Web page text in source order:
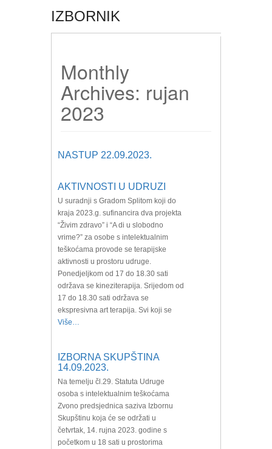
IZBORNIK
Monthly
Archives: rujan
2023
NASTUP 22.09.2023.
AKTIVNOSTI U UDRUZI
U suradnji s Gradom Splitom koji do
kraja 2023.g. sufinancira dva projekta
“Živim zdravo” i “A di u slobodno
vrime?” za osobe s intelektualnim
teškoćama provode se terapijske
aktivnosti u prostoru udruge.
Ponedjeljkom od 17 do 18.30 sati
održava se kineziterapija. Srijedom od
17 do 18.30 sati održava se
ekspresivna art terapija. Svi koji se
Više…
IZBORNA SKUPŠTINA
14.09.2023.
Na temelju čl.29. Statuta Udruge
osoba s intelektualnim teškoćama
Zvono predsjednica saziva Izbornu
Skupštinu koja će se održati u
četvrtak, 14. rujna 2023. godine s
početkom u 18 sati u prostorima